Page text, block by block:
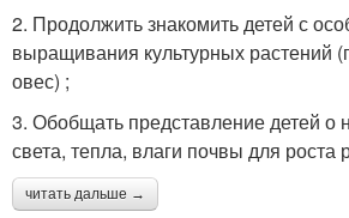
2. Продолжить знакомить детей с
выращивания культурных растений
овес) ;
3. Обобщать представление детей о
света, тепла, влаги почвы для роста
читать дальше →